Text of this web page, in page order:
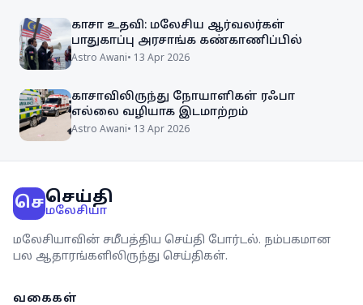
காசா உதவி: மலேசிய ஆர்வலர்கள்
பாதுகாப்பு அரசாங்க கண்காணிப்பில்
Astro Awani• 13 Apr 2026
காசாவிலிருந்து நோயாளிகள் ரஃபா
எல்லை வழியாக இடமாற்றம்
Astro Awani• 13 Apr 2026
செசெய்தி
மலேசியா
மலேசியாவின் சமீபத்திய செய்தி போர்டல். நம்பகமான
பல ஆதாரங்களிலிருந்து செய்திகள்.
வகைகள்